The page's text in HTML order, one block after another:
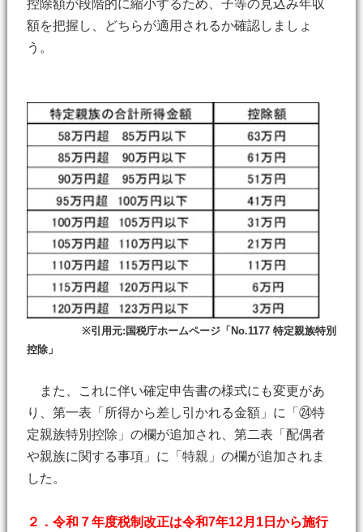
控除額が段階的に縮小するため、子等の見込み年収
額を把握し、どちらが適用されるか確認しましょ
う。
※引用元:国税庁ホームページ「No.1177 特定親族特別
控除」
また、これに伴い確定申告書の様式にも変更があ
り、第一表「所得から差し引かれる金額」に「㉔特
定親族特別控除」の欄が追加され、第二表「配偶者
や親族に関する事項」に「特親」の欄が追加されま
した。
２．令和７年度税制改正は令和7年12月1日から施行